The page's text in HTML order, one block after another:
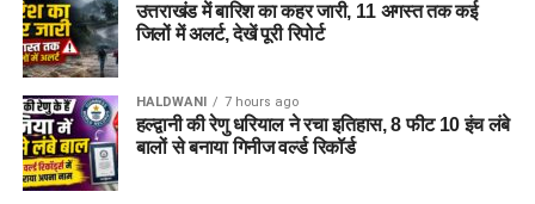
उत्तराखंड में बारिश का कहर जारी, 11 अगस्त तक कई
जिलों में अलर्ट, देखें पूरी रिपोर्ट
HALDWANI 7 hours ago
हल्द्वानी की रेणु धरियाल ने रचा इतिहास, 8 फीट 10 इंच लंबे
बालों से बनाया गिनीज वर्ल्ड रिकॉर्ड